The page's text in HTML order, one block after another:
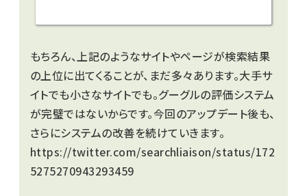
もちろん、上記のようなサイトやページが検索結果
の上位に出てくることが、まだ多々あります。大手サ
イトでも小さなサイトでも。グーグルの評価システム
が完璧ではないからです。今回のアップデート後も、
さらにシステムの改善を続けていきます。
https://twitter.com/searchliaison/status/172
5275270943293459